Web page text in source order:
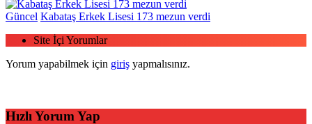
Güncel Kabataş Erkek Lisesi 173 mezun verdi
Site İçi Yorumlar
Yorum yapabilmek için giriş yapmalısınız.
Hızlı Yorum Yap